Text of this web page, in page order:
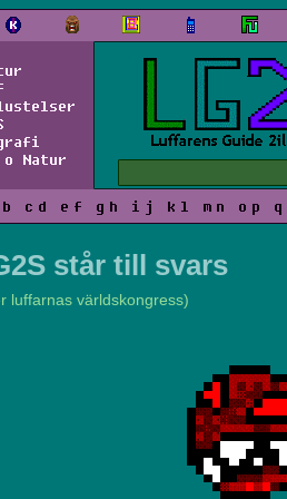
Natur
b c d e f g h i j k l m n o p q
står till svars
luffarnas världskongress)